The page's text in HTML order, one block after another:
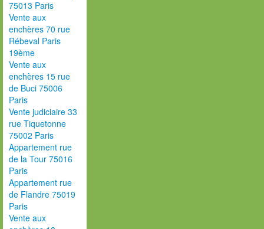
75013 Paris
Vente aux
enchères 70 rue
Rébeval Paris
19ème
Vente aux
enchères 15 rue
de Buci 75006
Paris
Vente judiciaire 33
rue Tiquetonne
75002 Paris
Appartement rue
de la Tour 75016
Paris
Appartement rue
de Flandre 75019
Paris
Vente aux